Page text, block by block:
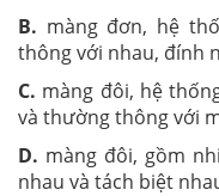
B. màng đơn, hệ
thông với nhau, đính
C. màng đôi, hệ
và thường thông với
D. màng đôi, gồm
nhau và tách biệt